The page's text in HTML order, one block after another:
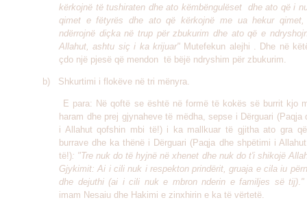
kërkojnë të tushiraten dhe ato këmbëngulëset dhe ato që i
qimet e fëtyrës dhe ato që kërkojnë me ua hekur
ndërrojnë diçka në trup për zbukurim dhe ato që e
Allahut, ashtu siç i ka krijuar"Mutefekun alejhi . Dhe në
çdo një pjesë që mendon të bëjë ndryshim për zbukurim.
b) Shkurtimi i flokëve në tri mënyra.
E para: Në qoftë se është në formë të kokës së burrit kjo
haram dhe prej gjynaheve të mëdha, sepse i Dërguari (Paqja
i Allahut qofshin mbi të!) i ka mallkuar të gjitha ato gra
burrave dhe ka thënë i Dërguari (Paqja dhe shpëtimi i
të!): "Tre nuk do të hyjnë në xhenet dhe nuk do t'i shikojë
Gjykimit: Ai i cili nuk i respekton prindërit, gruaja e cila iu
dhe dejuthi (ai i cili nuk e mbron nderin e familjes së tij)."
imam Nesaiu dhe Hakimi e zinxhirin e ka të vërtetë.